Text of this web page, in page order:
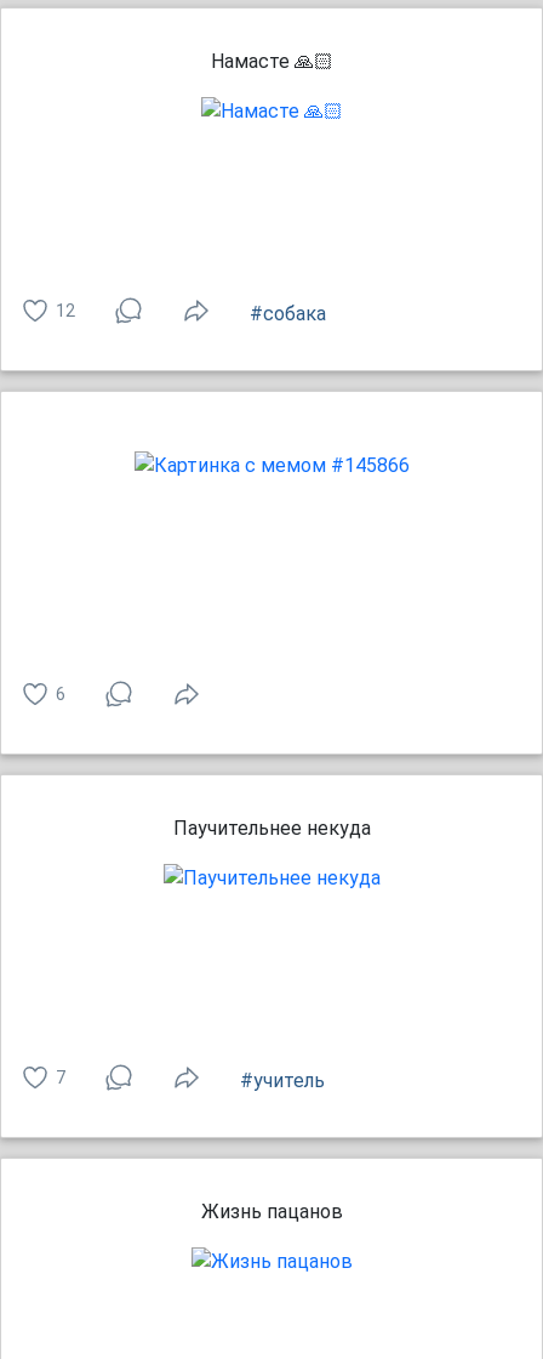
Намасте 🙏🏻
12 #собака
6
Паучительнее некуда
7 #учитель
Жизнь пацанов